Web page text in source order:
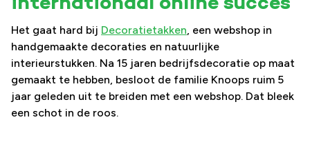
internationaal online succes
Het gaat hard bij Decoratietakken, een webshop in
handgemaakte decoraties en natuurlijke
interieurstukken. Na 15 jaren bedrijfsdecoratie op maat
gemaakt te hebben, besloot de familie Knoops ruim 5
jaar geleden uit te breiden met een webshop. Dat bleek
een schot in de roos.